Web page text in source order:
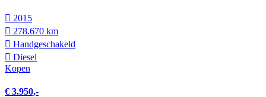
2015
278.670 km
Hand­geschakeld
Diesel
Kopen
€ 3.950,-